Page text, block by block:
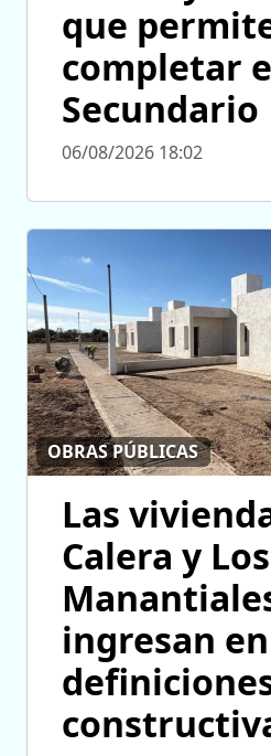
que
completar
Secundario
06/08/2026 18:02
OBRAS PÚBLICAS
Las
Calera y Los
ingresan